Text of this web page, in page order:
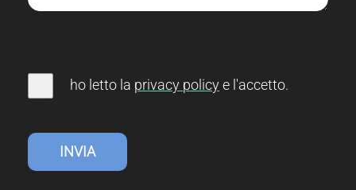
ho letto la privacy policye l'accetto.
INVIA